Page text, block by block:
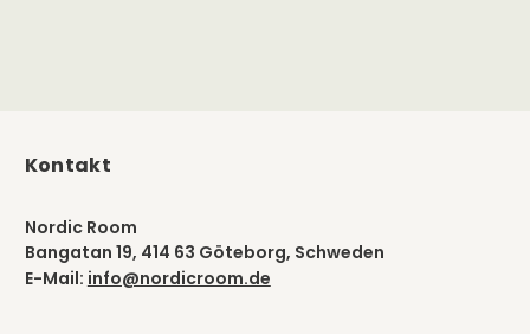
Kontakt
Nordic Room
Bangatan 19, 414 63 Göteborg, Schweden
E-Mail: info@nordicroom.de